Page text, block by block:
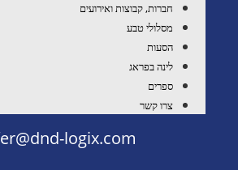
חברות, קבוצות ואירועים
מסלולי טבע
הסעות
לינה בפראג
ספרים
צרו קשר
logix.com